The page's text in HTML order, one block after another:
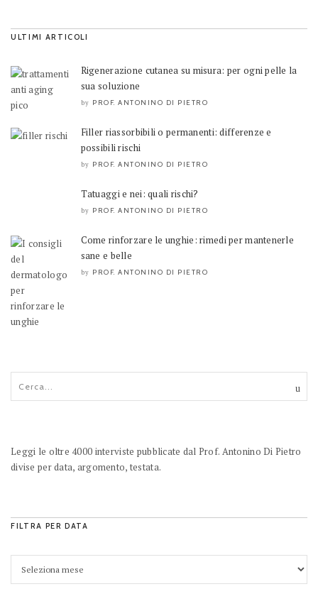
ULTIMI ARTICOLI
Rigenerazione cutanea su misura: per ogni pelle la
sua soluzione
by PROF. ANTONINO DI PIETRO
Filler riassorbibili o permanenti: differenze e
possibili rischi
by PROF. ANTONINO DI PIETRO
Tatuaggi e nei: quali rischi?
by PROF. ANTONINO DI PIETRO
Come rinforzare le unghie: rimedi per mantenerle
sane e belle
by PROF. ANTONINO DI PIETRO
Leggi le oltre 4000 interviste pubblicate dal Prof. Antonino Di Pietro
divise per data, argomento, testata.
FILTRA PER DATA